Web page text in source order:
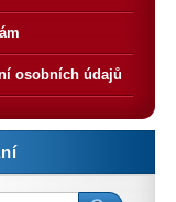
osobních údajů